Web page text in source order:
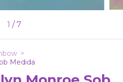
1 / 7
>
Medida